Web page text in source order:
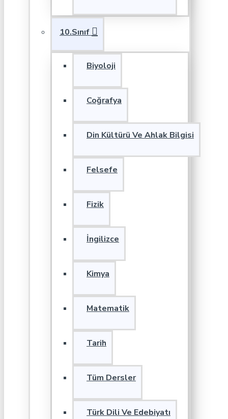
10.Sınıf
Biyoloji
Coğrafya
Din Kültürü Ve Ahlak Bilgisi
Felsefe
Fizik
İngilizce
Kimya
Matematik
Tarih
Tüm Dersler
Türk Dili Ve Edebiyatı